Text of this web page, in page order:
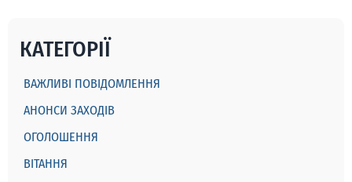
КАТЕГОРІЇ
ВАЖЛИВІ ПОВІДОМЛЕННЯ
АНОНСИ ЗАХОДІВ
ОГОЛОШЕННЯ
ВІТАННЯ